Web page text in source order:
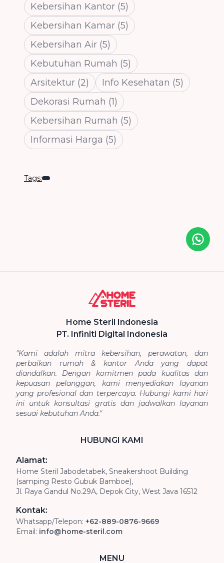
Kebersihan Kantor (5)
Kebersihan Kamar (5)
Kebersihan Air (5)
Kebutuhan Rumah (5)
Arsitektur (2) Info Kesehatan (5)
Dekorasi Rumah (1)
Kebersihan Rumah (5)
Informasi Harga (5)
Tags:
Icon
Home Steril Indonesia
PT. Infiniti Digital Indonesia
"Kami adalah mitra kebersihan, perawatan, dan
perbaikan rumah & kantor Anda yang dapat
diandalkan. Dengan komitmen pada kualitas dan
kepuasan pelanggan, kami menyediakan layanan
yang profesional dan terpercaya. Hubungi kami hari
ini untuk konsultasi gratis dan jadwalkan layanan
sesuai kebutuhan Anda."
HUBUNGI KAMI
Alamat:
Home Steril Jabodetabek, Sneakershoot Building
(samping Resto Gubuk Bamboe),
Jl. Raya Gandul No.29A, Depok City, West Java 16512
Kontak:
Whatsapp/Telepon: +62-889-0876-9669
Email: info@home-steril.com
MENU